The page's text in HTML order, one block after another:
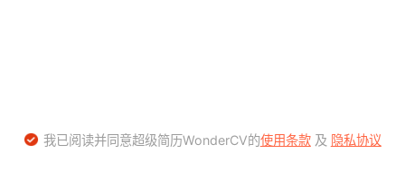
我已阅读并同意超级简历WonderCV的使用条款及 隐私协议